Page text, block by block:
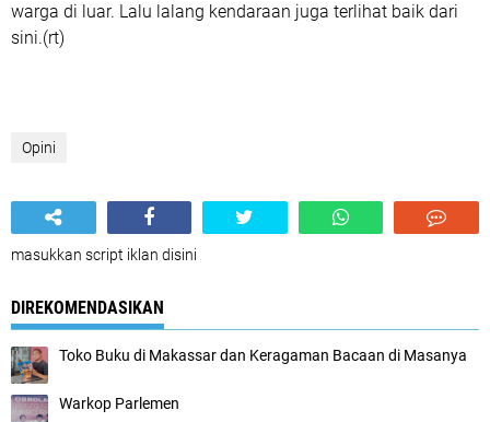
warga di luar. Lalu lalang kendaraan juga terlihat baik dari
sini.(rt)
Opini
masukkan script iklan disini
DIREKOMENDASIKAN
Toko Buku di Makassar dan Keragaman Bacaan di Masanya
Warkop Parlemen